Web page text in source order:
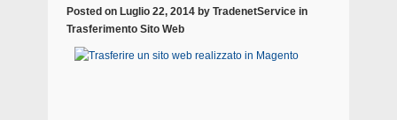
Posted on Luglio 22, 2014 by TradenetService in
Trasferimento Sito Web